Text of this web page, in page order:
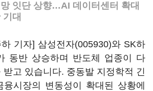
잇단 상향…AI 데이터센터 확대
대
기자] 삼성전자(005930)와 SK하
동반 상승하며 반도체 업종이 다
고 있습니다. 중동발 지정학적 긴
시장의 변동성이 확대된 상황에